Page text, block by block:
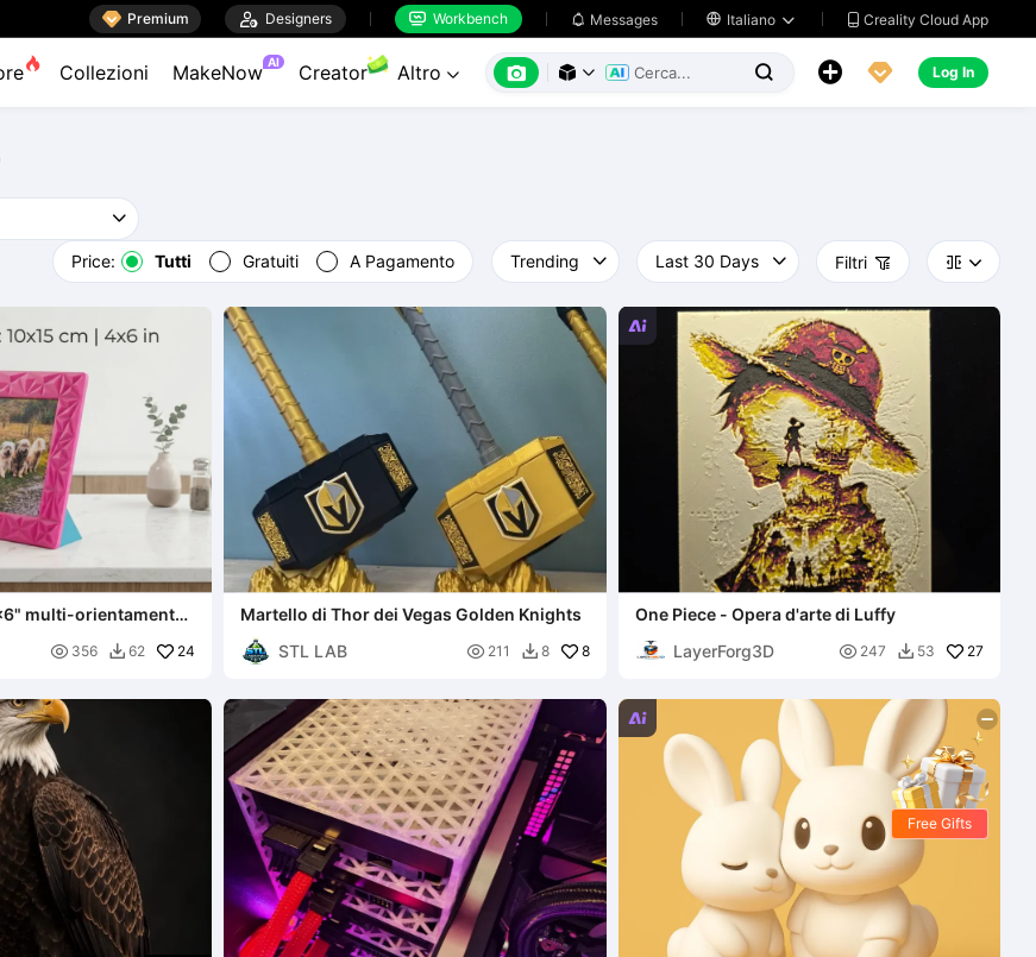
 Premium  Designers  Workbench  Messages  Italiano   Creality Cloud App
 Collezioni MakeNow AI Creator Altro        Log In
Price: Tutti Gratuiti A Pagamento Filtri   
multi-orientamento
 356  62 24
Martello di Thor dei Vegas Golden Knights
STL LAB
 211  8 8

One Piece - Opera d'arte di Luffy
LayerForg3D
 247  53 27

Free Gifts